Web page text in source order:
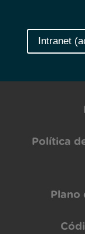
Intranet
Política
Plano